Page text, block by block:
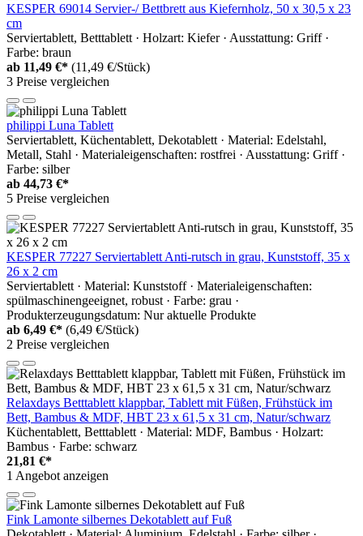
KESPER 69014 Servier-/ Bettbrett aus Kiefernholz, 50 x 30,5 x 23
cm
Serviertablett, Betttablett · Holzart: Kiefer · Ausstattung: Griff ·
Farbe: braun
ab 11,49 €* (11,49 €/Stück)
3 Preise vergleichen
philippi Luna Tablett
Serviertablett, Küchentablett, Dekotablett · Material: Edelstahl,
Metall, Stahl · Materialeigenschaften: rostfrei · Ausstattung: Griff ·
Farbe: silber
ab 44,73 €*
5 Preise vergleichen
KESPER 77227 Serviertablett Anti-rutsch in grau, Kunststoff, 35 x
26 x 2 cm
Serviertablett · Material: Kunststoff · Materialeigenschaften:
spülmaschinengeeignet, robust · Farbe: grau ·
Produkterzeugungsdatum: Nur aktuelle Produkte
ab 6,49 €* (6,49 €/Stück)
2 Preise vergleichen
Relaxdays Betttablett klappbar, Tablett mit Füßen, Frühstück im
Bett, Bambus & MDF, HBT 23 x 61,5 x 31 cm, Natur/schwarz
Küchentablett, Betttablett · Material: MDF, Bambus · Holzart:
Bambus · Farbe: schwarz
21,81 €*
1 Angebot anzeigen
Fink Lamonte silbernes Dekotablett auf Fuß